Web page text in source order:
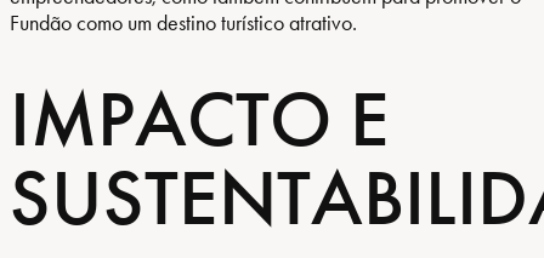
Fundão como um destino turístico atrativo.
IMPACTO E